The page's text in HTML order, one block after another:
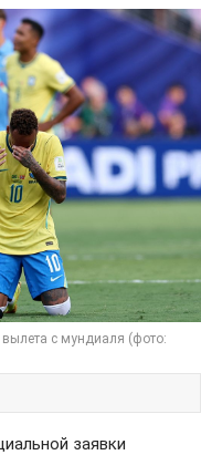
с мундиаля (фото:
заявки